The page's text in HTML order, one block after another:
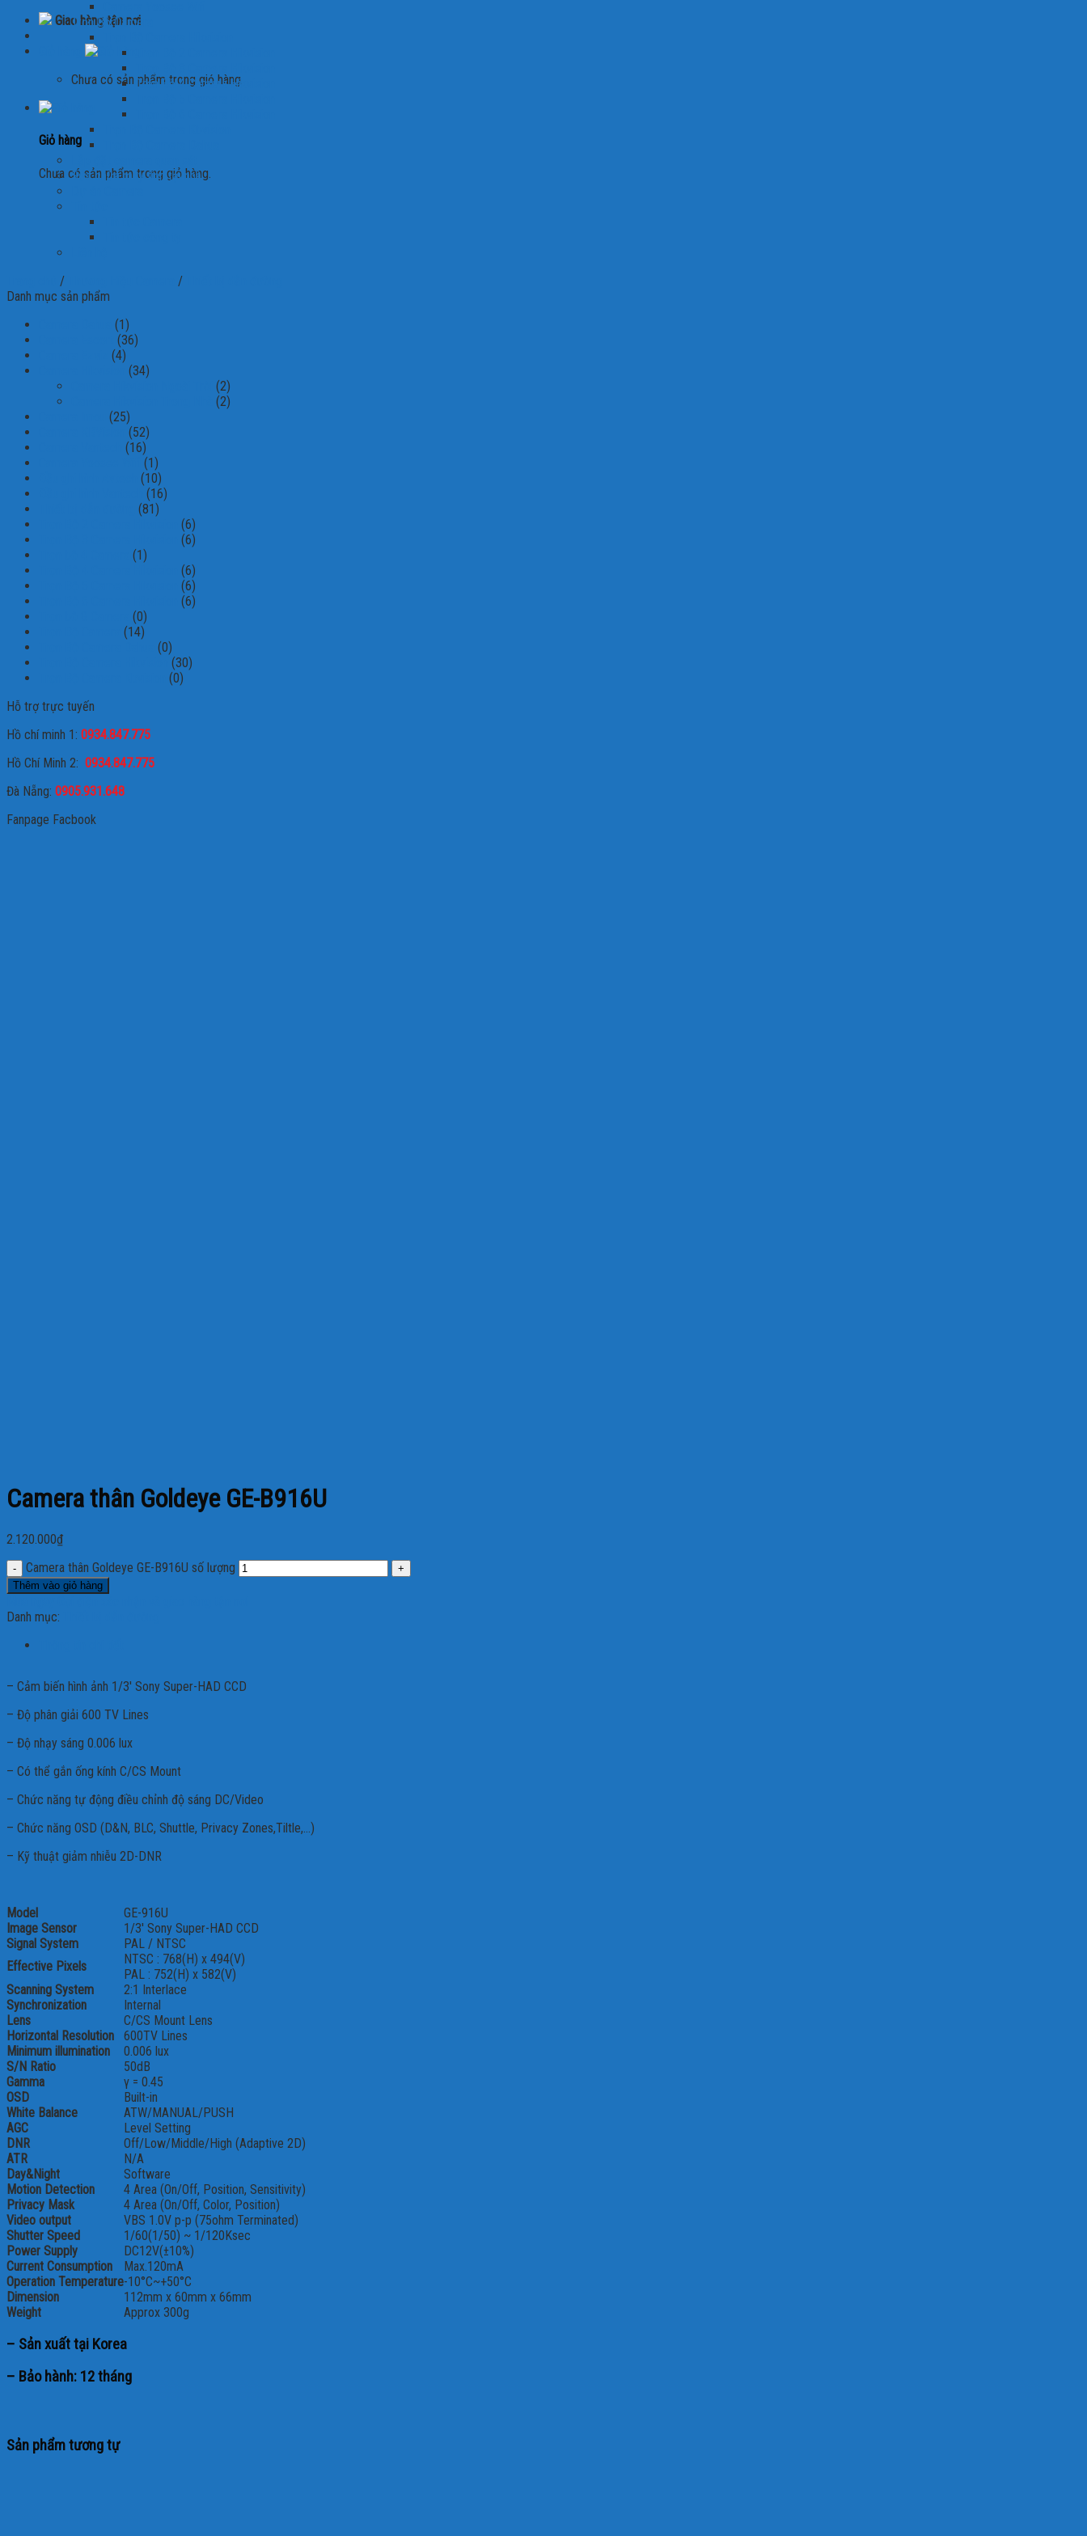
Giao hàng tận nơi
Chưa có sản phẩm trong giỏ hàng.
Giỏ hàng
Chưa có sản phẩm trong giỏ hàng.
Trọn Bộ Camera
Trọn Bộ 4 Camera Hikvision
Sửa chữa máy tính tại nhà
/ /
Danh mục sản phẩm
(1)
(36)
(4)
(34)
(2)
(2)
(25)
(52)
(16)
(1)
(10)
(16)
(81)
(6)
(6)
(1)
(6)
(6)
(6)
(0)
(14)
(0)
(30)
(0)
Hỗ trợ trực tuyến
Hồ chí minh 1: 0934.847.775
Hồ Chí Minh 2: 0934.847.775
Đà Nẵng: 0905.931.648
Fanpage Facbook
Camera thân Goldeye GE-B916U
2.120.000₫
Camera thân Goldeye GE-B916U số lượng
Thêm vào giỏ hàng
Danh mục:
– Cảm biến hình ảnh 1/3′ Sony Super-HAD CCD
– Độ phân giải 600 TV Lines
– Độ nhạy sáng 0.006 lux
– Có thể gắn ống kính C/CS Mount
– Chức năng tự động điều chỉnh độ sáng DC/Video
– Chức năng OSD (D&N, BLC, Shuttle, Privacy Zones,Tiltle,…)
– Kỹ thuật giảm nhiễu 2D-DNR
Model
GE-916U
Image Sensor
1/3′ Sony Super-HAD CCD
Signal System
PAL / NTSC
Effective Pixels
NTSC : 768(H) x 494(V)
PAL : 752(H) x 582(V)
Scanning System
2:1 Interlace
Synchronization
Internal
Lens
C/CS Mount Lens
Horizontal Resolution
600TV Lines
Minimum illumination
0.006 lux
S/N Ratio
50dB
Gamma
γ = 0.45
OSD
Built-in
White Balance
ATW/MANUAL/PUSH
AGC
Level Setting
DNR
Off/Low/Middle/High (Adaptive 2D)
ATR
N/A
Day&Night
Software
Motion Detection
4 Area (On/Off, Position, Sensitivity)
Privacy Mask
4 Area (On/Off, Color, Position)
Video output
VBS 1.0V p-p (75ohm Terminated)
Shutter Speed
1/60(1/50) ~ 1/120Ksec
Power Supply
DC12V(±10%)
Current Consumption
Max.120mA
Operation Temperature-10°C~+50°C
Dimension
112mm x 60mm x 66mm
Weight
Approx 300g
– Sản xuất tại Korea
– Bảo hành: 12 tháng
Sản phẩm tương tự